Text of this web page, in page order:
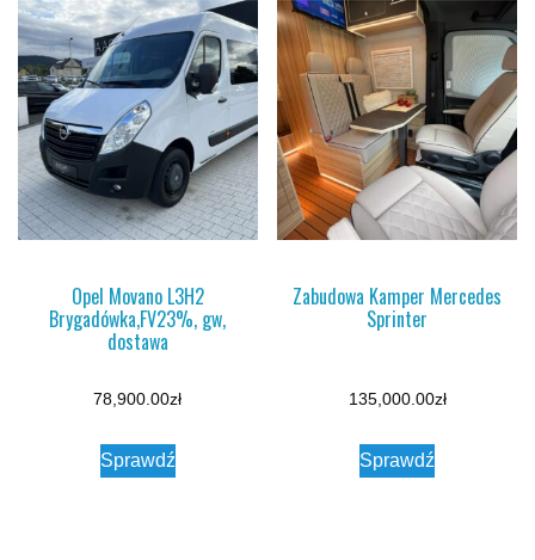
Opel Movano L3H2
Brygadówka,FV23%, gw,
dostawa
78,900.00zł
Sprawdź
Zabudowa Kamper Mercedes
Sprinter
135,000.00zł
Sprawdź